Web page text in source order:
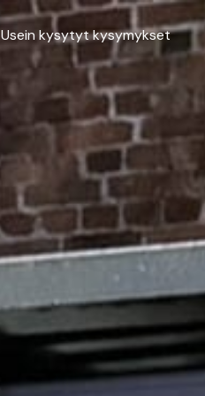
Usein kysytyt kysymykset